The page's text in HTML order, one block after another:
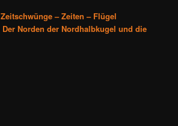
Zeitschwünge – Zeiten – Flügel
Der Norden der Nordhalbkugel und die